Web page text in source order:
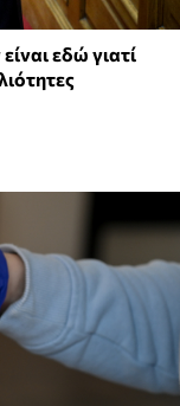
εδώ γιατί